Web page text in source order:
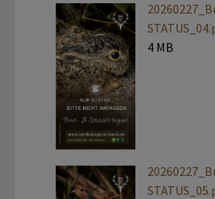
4 MB